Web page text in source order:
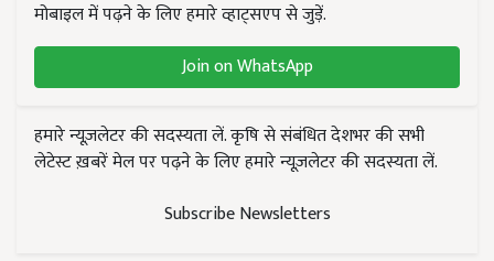
मोबाइल में पढ़ने के लिए हमारे व्हाट्सएप से जुड़ें.
Join on WhatsApp
हमारे न्यूज़लेटर की सदस्यता लें. कृषि से संबंधित देशभर की सभी
लेटेस्ट ख़बरें मेल पर पढ़ने के लिए हमारे न्यूज़लेटर की सदस्यता लें.
Subscribe Newsletters